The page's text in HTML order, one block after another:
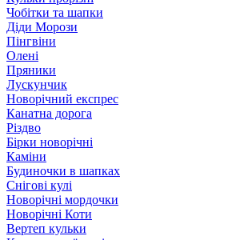
Чобітки та шапки
Діди Морози
Пінгвіни
Олені
Пряники
Лускунчик
Новорічний експрес
Канатна дорога
Різдво
Бірки новорічні
Каміни
Будиночки в шапках
Снігові кулі
Новорічні мордочки
Новорічні Коти
Вертеп кульки